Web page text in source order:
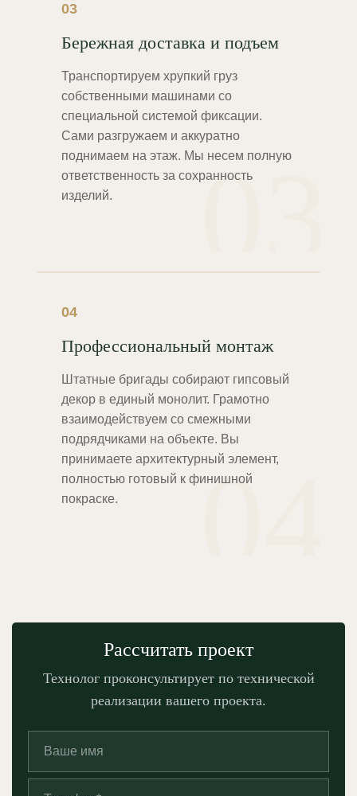
03
03
Бережная доставка и подъем
Транспортируем хрупкий груз
собственными машинами со
специальной системой фиксации.
Сами разгружаем и аккуратно
поднимаем на этаж. Мы несем полную
ответственность за сохранность
изделий.
04
04
Профессиональный монтаж
Штатные бригады собирают гипсовый
декор в единый монолит. Грамотно
взаимодействуем со смежными
подрядчиками на объекте. Вы
принимаете архитектурный элемент,
полностью готовый к финишной
покраске.
Рассчитать проект
Технолог проконсультирует по технической
реализации вашего проекта.